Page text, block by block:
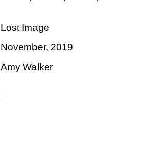
Lost Image
November, 2019
Amy Walker